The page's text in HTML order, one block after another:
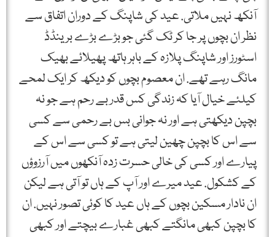
آنکھ نہیں ملاتی. عید کی شاپنگ کے دوران اتفاق سے
نظر ان بچوں پر جا کر ٹک گئی جو بڑے بڑے برینڈڈ
اسٹورز اور شاپنگ پلازہ کے باہر ہاتھ پھیلائے بھیک
مانگ رہے تھے. ان معصوم بچوں کو دیکھ کر ایک لمحے
کیلئے خیال آیا کہ زندگی کس قدر بے رحم ہے جو نہ
بچپن دیکھتی ہے اور نہ جوانی بس بے رحمی سے کسی
سے اس کا بچپن چھین لیتی ہے تو کسی سے اس کے
پیارے اور کسی کی خالی حسرت زدہ آنکھوں میں آرزوؤں
کے کشکول. عید میرے اور آپ کے ہاں تو آتی ہے لیکن
ان نادار مسکین بچوں کے ہاں عید کا کوئی تصور نہیں. ان
کا بچپن کبھی مانگتے کبھی غبارے بیچتے اور کبھی